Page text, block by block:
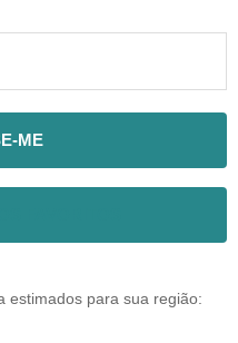
ME
estimados para sua região: